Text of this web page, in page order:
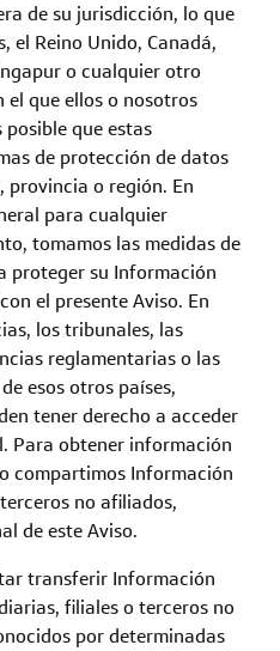
de su jurisdicción, lo que
el Reino Unido, Canadá,
o cualquier otro
el que ellos o nosotros
que estas
de protección de datos
provincia o región. En
para cualquier
tomamos las medidas de
proteger su Información
el presente Aviso. En
los tribunales, las
reglamentarias o las
esos otros países,
tener derecho a acceder
Para obtener información
compartimos Información
no afiliados,
de este Aviso.
transferir Información
filiales o terceros no
por determinadas